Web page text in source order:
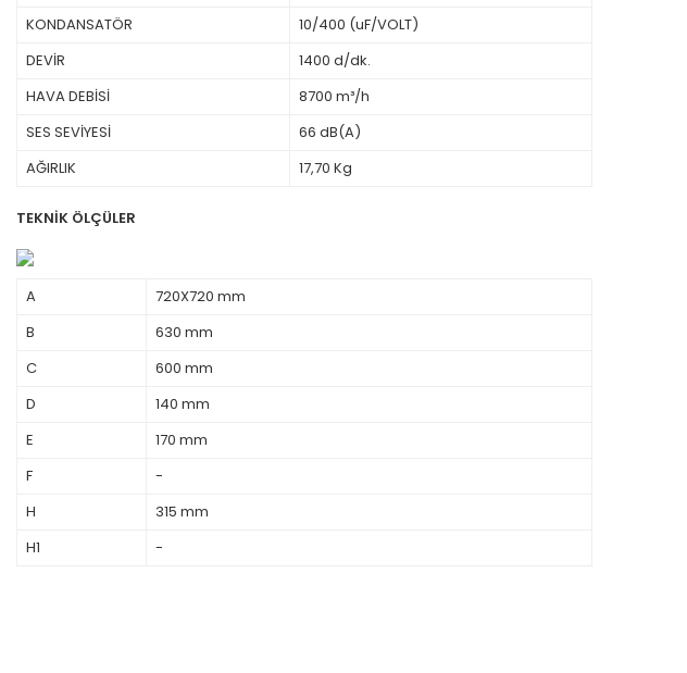
KONDANSATÖR
10/400 (uF/VOLT)
DEVİR
1400 d/dk.
HAVA DEBİSİ
8700 m³/h
SES SEVİYESİ
66 dB(A)
AĞIRLIK
17,70 Kg
TEKNİK ÖLÇÜLER
A
720X720 mm
B
630 mm
C
600 mm
D
140 mm
E
170 mm
F
-
H
315 mm
H1
-